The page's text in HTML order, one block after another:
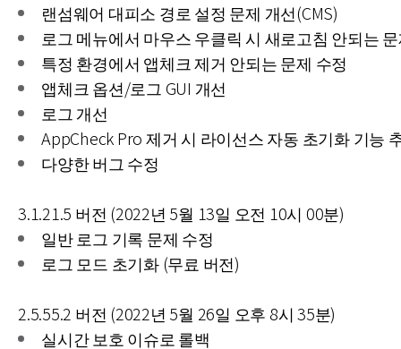
랜섬웨어 대피소 경로 설정 문제 개선(CMS)
로그 메뉴에서 마우스 우클릭 시 새로고침 안되는
특정 환경에서 앱체크 제거 안되는 문제 수정
앱체크 옵션/로그 GUI 개선
로그 개선
AppCheck Pro 제거 시 라이선스 자동 초기화 기능
다양한 버그 수정
3.1.21.5 버전 (2022년 5월 13일 오전 10시 00분)
일반 로그 기록 문제 수정
로그 모드 초기화 (무료 버전)
2.5.55.2 버전 (2022년 5월 26일 오후 8시 35분)
실시간 보호 이슈로 롤백